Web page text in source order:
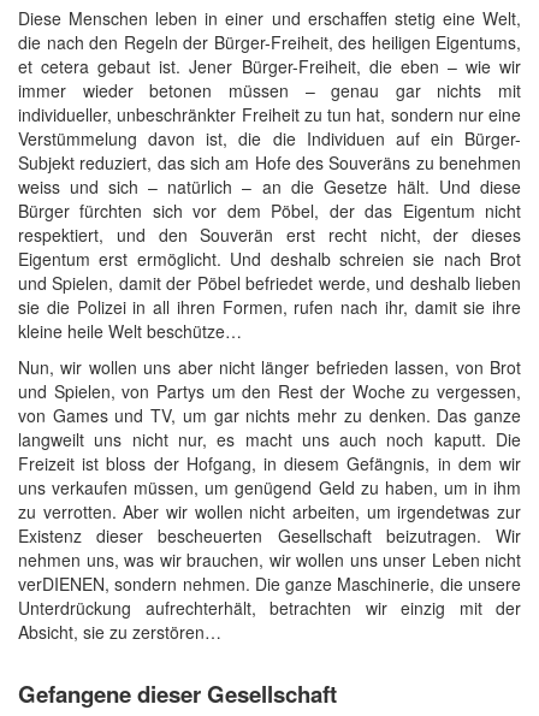
Diese Menschen leben in einer und erschaffen stetig eine Welt,
die nach den Regeln der Bürger-Freiheit, des heiligen Eigentums,
et cetera gebaut ist. Jener Bürger-Freiheit, die eben – wie wir
immer wieder betonen müssen – genau gar nichts mit
individueller, unbeschränkter Freiheit zu tun hat, sondern nur eine
Verstümmelung davon ist, die die Individuen auf ein Bürger-
Subjekt reduziert, das sich am Hofe des Souveräns zu benehmen
weiss und sich – natürlich – an die Gesetze hält. Und diese
Bürger fürchten sich vor dem Pöbel, der das Eigentum nicht
respektiert, und den Souverän erst recht nicht, der dieses
Eigentum erst ermöglicht. Und deshalb schreien sie nach Brot
und Spielen, damit der Pöbel befriedet werde, und deshalb lieben
sie die Polizei in all ihren Formen, rufen nach ihr, damit sie ihre
kleine heile Welt beschütze…
Nun, wir wollen uns aber nicht länger befrieden lassen, von Brot
und Spielen, von Partys um den Rest der Woche zu vergessen,
von Games und TV, um gar nichts mehr zu denken. Das ganze
langweilt uns nicht nur, es macht uns auch noch kaputt. Die
Freizeit ist bloss der Hofgang, in diesem Gefängnis, in dem wir
uns verkaufen müssen, um genügend Geld zu haben, um in ihm
zu verrotten. Aber wir wollen nicht arbeiten, um irgendetwas zur
Existenz dieser bescheuerten Gesellschaft beizutragen. Wir
nehmen uns, was wir brauchen, wir wollen uns unser Leben nicht
verDIENEN, sondern nehmen. Die ganze Maschinerie, die unsere
Unterdrückung aufrechterhält, betrachten wir einzig mit der
Absicht, sie zu zerstören…
Gefangene dieser Gesellschaft